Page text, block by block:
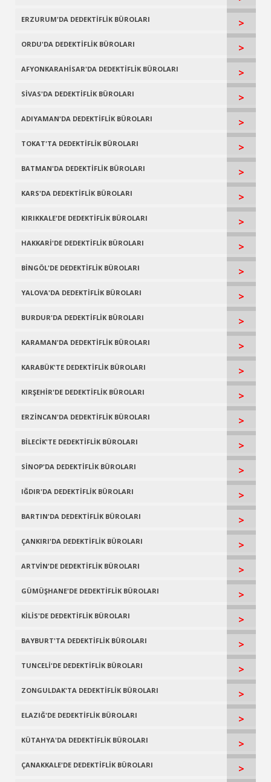
ERZURUM'DA DEDEKTİFLİK BÜROLARI >
ORDU'DA DEDEKTİFLİK BÜROLARI >
AFYONKARAHİSAR'DA DEDEKTİFLİK BÜROLARI >
SİVAS'DA DEDEKTİFLİK BÜROLARI >
ADIYAMAN'DA DEDEKTİFLİK BÜROLARI >
TOKAT'TA DEDEKTİFLİK BÜROLARI >
BATMAN'DA DEDEKTİFLİK BÜROLARI >
KARS'DA DEDEKTİFLİK BÜROLARI >
KIRIKKALE'DE DEDEKTİFLİK BÜROLARI >
HAKKARİ'DE DEDEKTİFLİK BÜROLARI >
BİNGÖL'DE DEDEKTİFLİK BÜROLARI >
YALOVA'DA DEDEKTİFLİK BÜROLARI >
BURDUR'DA DEDEKTİFLİK BÜROLARI >
KARAMAN'DA DEDEKTİFLİK BÜROLARI >
KARABÜK'TE DEDEKTİFLİK BÜROLARI >
KIRŞEHİR'DE DEDEKTİFLİK BÜROLARI >
ERZİNCAN'DA DEDEKTİFLİK BÜROLARI >
BİLECİK'TE DEDEKTİFLİK BÜROLARI >
SİNOP'DA DEDEKTİFLİK BÜROLARI >
IĞDIR'DA DEDEKTİFLİK BÜROLARI >
BARTIN'DA DEDEKTİFLİK BÜROLARI >
ÇANKIRI'DA DEDEKTİFLİK BÜROLARI >
ARTVİN'DE DEDEKTİFLİK BÜROLARI >
GÜMÜŞHANE'DE DEDEKTİFLİK BÜROLARI >
KİLİS'DE DEDEKTİFLİK BÜROLARI >
BAYBURT'TA DEDEKTİFLİK BÜROLARI >
TUNCELİ'DE DEDEKTİFLİK BÜROLARI >
ZONGULDAK'TA DEDEKTİFLİK BÜROLARI >
ELAZIĞ'DE DEDEKTİFLİK BÜROLARI >
KÜTAHYA'DA DEDEKTİFLİK BÜROLARI >
ÇANAKKALE'DE DEDEKTİFLİK BÜROLARI >